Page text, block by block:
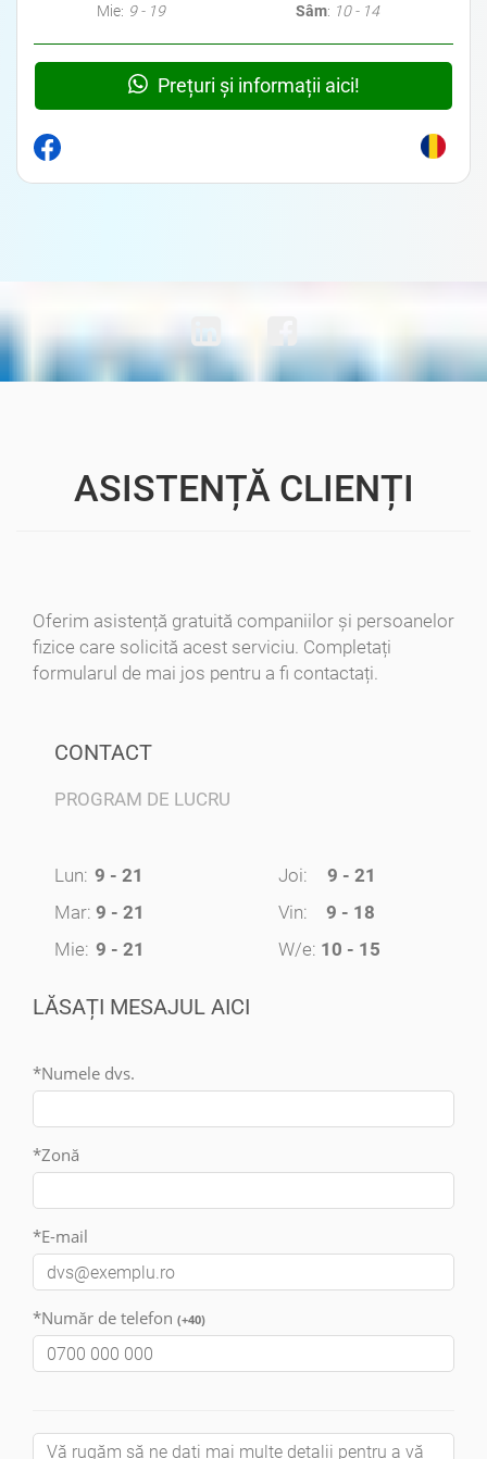
Mie: 9 - 19
Sâm: 10 - 14
Prețuri și informații aici!
ASISTENȚĂ CLIENȚI
Oferim asistență gratuită companiilor și persoanelor
fizice care solicită acest serviciu. Completați
formularul de mai jos pentru a fi contactați.
CONTACT
PROGRAM DE LUCRU
Lun: 9 - 21
Mar: 9 - 21
Mie: 9 - 21
Joi:
9 - 21
Vin:
9 - 18
W/e: 10 - 15
LĂSAȚI MESAJUL AICI
*Numele dvs.
*Zonă
*E-mail
*Număr de telefon (+40)